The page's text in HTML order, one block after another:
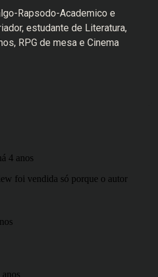
Rapsodo-Academico e
estudante de Literatura,
RPG de mesa e Cinema